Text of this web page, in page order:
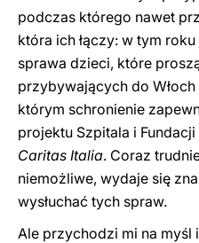
podczas którego nawet
która ich łączy: w tym
sprawa dzieci, które
przybywających do
którym schronienie
projektu Szpitala i
Caritas Italia. Coraz
niemożliwe, wydaje się
wysłuchać tych spraw.
Ale przychodzi mi na